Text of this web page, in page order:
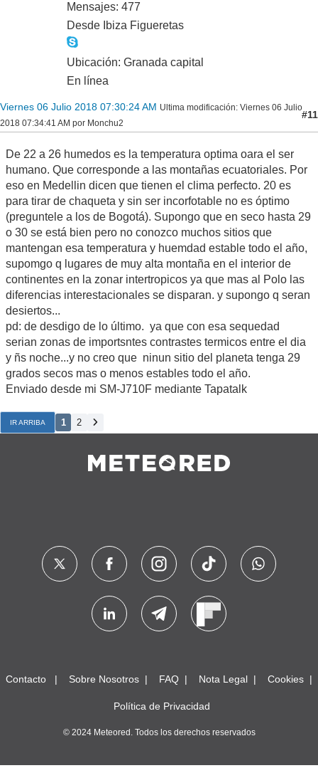
Mensajes: 477
Desde Ibiza Figueretas
Ubicación: Granada capital
En línea
Viernes 06 Julio 2018 07:30:24 AM Ultima modificación: Viernes 06 Julio
2018 07:34:41 AM por Monchu2
#11
De 22 a 26 humedos es la temperatura optima oara el ser
humano. Que corresponde a las montañas ecuatoriales. Por
eso en Medellin dicen que tienen el clima perfecto. 20 es
para tirar de chaqueta y sin ser incorfotable no es óptimo
(preguntele a los de Bogotá). Supongo que en seco hasta 29
o 30 se está bien pero no conozco muchos sitios que
mantengan esa temperatura y huemdad estable todo el año,
supomgo q lugares de muy alta montaña en el interior de
continentes en la zonar intertropicos ya que mas al Polo las
diferencias interestacionales se disparan. y supongo q seran
desiertos...
pd: de desdigo de lo último. ya que con esa sequedad
serian zonas de importsntes contrastes termicos entre el dia
y ñs noche...y no creo que ninun sitio del planeta tenga 29
grados secos mas o menos estables todo el año.
Enviado desde mi SM-J710F mediante Tapatalk
IR ARRIBA 1 2
Contacto Sobre Nosotros FAQ Nota Legal Cookies
Política de Privacidad
© 2024 Meteored. Todos los derechos reservados